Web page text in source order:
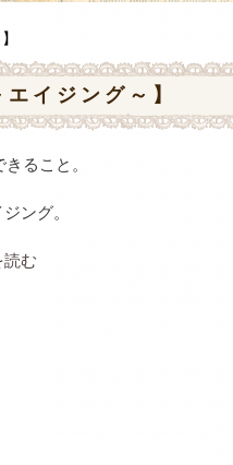
イジング～】
ること。
ング。
読む